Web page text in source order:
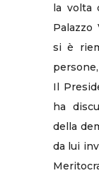
la volta
Palazzo
si è
Il
ha
della
da lui